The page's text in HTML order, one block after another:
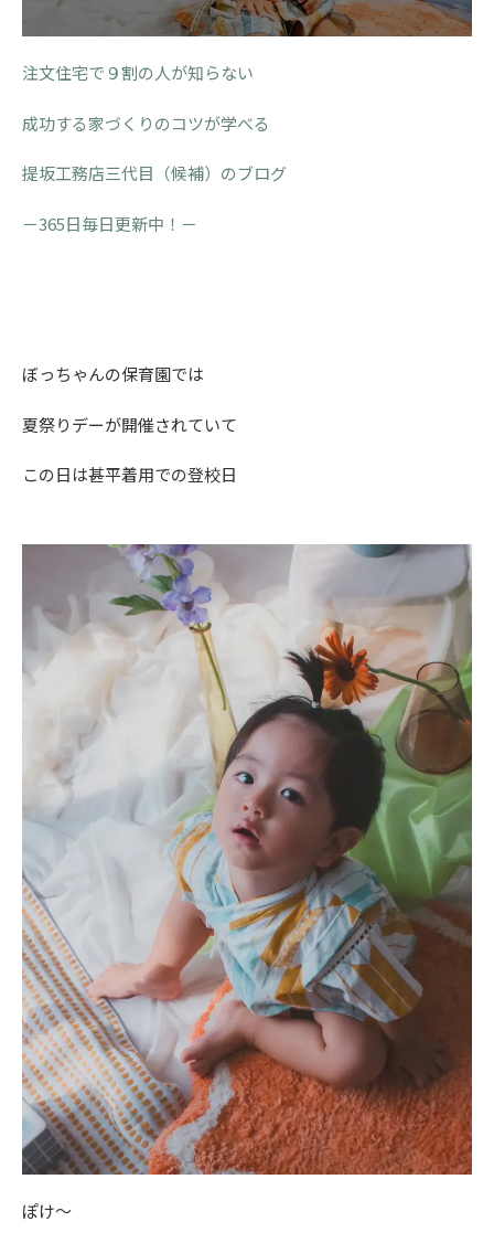
注文住宅で９割の人が知らない
成功する家づくりのコツが学べる
提坂工務店三代目（候補）のブログ
－365日毎日更新中！－
ぼっちゃんの保育園では
夏祭りデーが開催されていて
この日は甚平着用での登校日
ぽけ～